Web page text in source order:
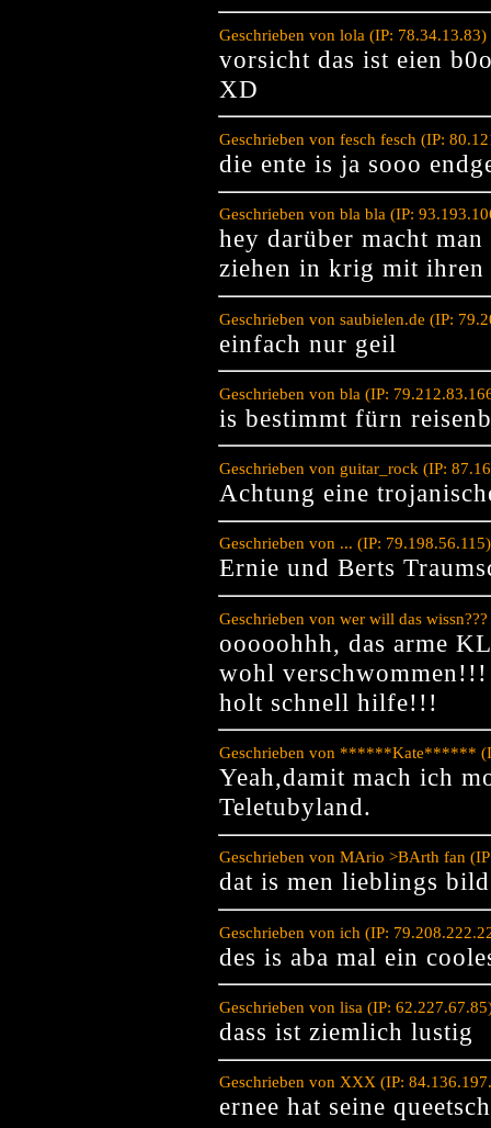
Geschrieben von lola (IP:
vorsicht das ist eien
XD
Geschrieben von fesch fesch (IP:
die ente is ja sooo
Geschrieben von bla bla (IP:
hey darüber macht
ziehen in krig mit
Geschrieben von saubielen.de (IP:
einfach nur geil
Geschrieben von bla (IP:
is bestimmt fürn
Geschrieben von guitar_rock (IP:
Achtung eine
Geschrieben von ... (IP:
Ernie und Berts
Geschrieben von wer will das
ooooohhh, das arme
wohl verschwommen!!!
holt schnell hilfe!!!
Geschrieben von ******Kate******
Yeah,damit mach ich
Teletubyland.
Geschrieben von MArio >BArth fan
dat is men lieblings
Geschrieben von ich (IP:
des is aba mal ein
Geschrieben von lisa (IP:
dass ist ziemlich lustig
Geschrieben von XXX (IP:
ernee hat seine